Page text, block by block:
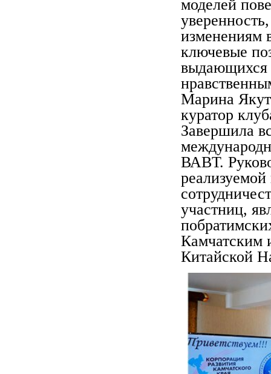
моделей
изменениям
ключевые
выдающихся
Марина
куратор
Завершила
ВАВТ.
участниц,
Камчатским
Китайской